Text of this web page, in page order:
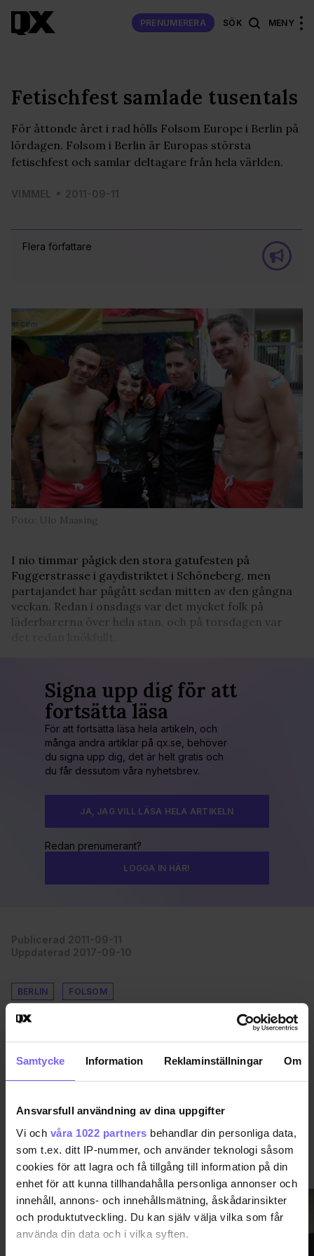
Samtycke Information Reklaminställningar Om
Ansvarsfull användning av dina uppgifter
Vi och våra 1022 partners behandlar din personliga data,
som t.ex. ditt IP-nummer, och använder teknologi såsom
cookies för att lagra och få tillgång till information på din
enhet för att kunna tillhandahålla personliga annonser och
innehåll, annons- och innehållsmätning, åskådarinsikter
och produktutveckling. Du kan själv välja vilka som får
använda din data och i vilka syften.
PRENUMERERA SÖK MENY
Flera författare
Fetischfest samlade tusentals
För åttonde året i rad hölls Folsom Europe i Berlin på
lördagen. Folsom i Berlin är Europas största
fetischfest och samlar deltagare från hela världen.
VIMMEL 2011-09-11
Foto: Ulo Maasing
I nio timmar pågick den stora gatufesten på
Fuggerstrasse i gaydistriktet i Schöneberg, men
partajandet har pågått sedan mitten av den gångna
veckan. Redan i onsdags var det mycket folk på
läderbarerna över hela stan, och på torsdagen var
Signa upp dig för att
fortsätta läsa
För att fortsätta läsa hela artikeln, och
många andra artiklar på qx.se, behöver
du signa upp dig, det är helt gratis och
du får dessutom våra nyhetsbrev.
JA, JAG VILL LÄSA HELA ARTIKELN
Redan prenumerant?
LOGGA IN HÄR!
Publicerad 2011-09-11
Uppdaterad 2017-09-10
BERLIN FOLSOM
VIMMEL VISA MER VIMMEL